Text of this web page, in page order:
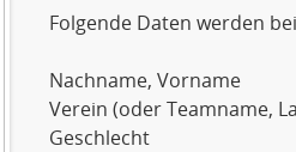
Folgende Daten werden
Nachname, Vorname
Verein (oder Teamname,
Geschlecht